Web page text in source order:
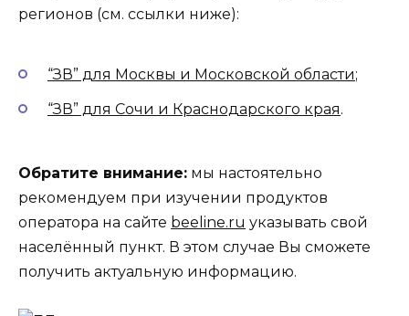
регионов (см. ссылки ниже):
“ЗВ” для Москвы и Московской области;
“ЗВ” для Сочи и Краснодарского края.
Обратите внимание: мы настоятельно
рекомендуем при изучении продуктов
оператора на сайте beeline.ru указывать свой
населённый пункт. В этом случае Вы сможете
получить актуальную информацию.